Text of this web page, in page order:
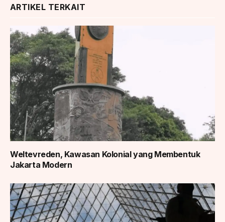
ARTIKEL TERKAIT
Weltevreden, Kawasan Kolonial yang Membentuk
Jakarta Modern